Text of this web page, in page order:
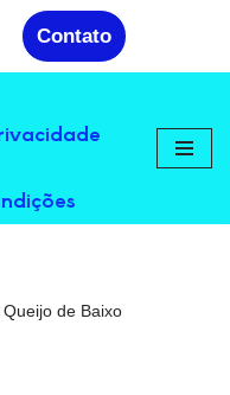
Contato
de Baixo